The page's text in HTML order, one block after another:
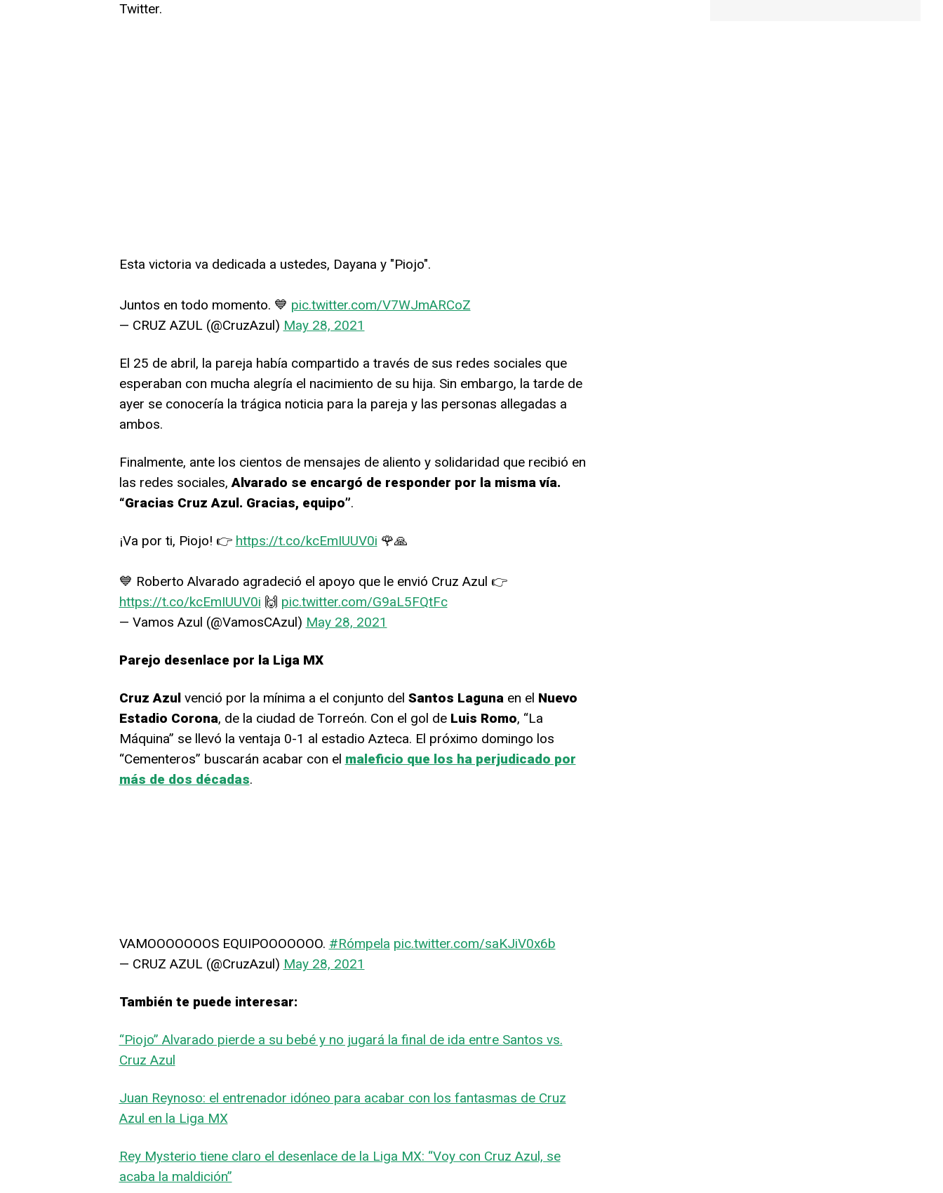
Twitter.
Esta victoria va dedicada a ustedes, Dayana y "Piojo".
Juntos en todo momento. 💙 pic.twitter.com/V7WJmARCoZ
— CRUZ AZUL (@CruzAzul) May 28, 2021
El 25 de abril, la pareja había compartido a través de sus redes sociales que
esperaban con mucha alegría el nacimiento de su hija. Sin embargo, la tarde de
ayer se conocería la trágica noticia para la pareja y las personas allegadas a
ambos.
Finalmente, ante los cientos de mensajes de aliento y solidaridad que recibió en
las redes sociales,Alvarado se encargó de responder por la misma vía.
“Gracias Cruz Azul. Gracias, equipo”.
¡Va por ti, Piojo! 👉 https://t.co/kcEmIUUV0i 🌹🙏
💙 Roberto Alvarado agradeció el apoyo que le envió Cruz Azul 👉
https://t.co/kcEmIUUV0i 🙌 pic.twitter.com/G9aL5FQtFc
— Vamos Azul (@VamosCAzul) May 28, 2021
Parejo desenlace por la Liga MX
Cruz Azulvenció por la mínima a el conjunto del Santos Lagunaen el Nuevo
Estadio Corona, de la ciudad de Torreón. Con el gol de Luis Romo, “La
Máquina” se llevó la ventaja 0-1 al estadio Azteca. El próximo domingo los
“Cementeros” buscarán acabar con el maleficio que los ha perjudicado por
más de dos décadas.
VAMOOOOOOOS EQUIPOOOOOOO. #Rómpela pic.twitter.com/saKJiV0x6b
— CRUZ AZUL (@CruzAzul) May 28, 2021
También te puede interesar:
“Piojo” Alvarado pierde a su bebé y no jugará la final de ida entre Santos vs.
Cruz Azul
Juan Reynoso: el entrenador idóneo para acabar con los fantasmas de Cruz
Azul en la Liga MX
Rey Mysterio tiene claro el desenlace de la Liga MX: “Voy con Cruz Azul, se
acaba la maldición”